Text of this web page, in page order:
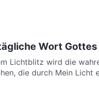
Wort
Lichtblitz wird die
die durch Mein Licht